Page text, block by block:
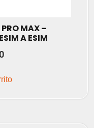
PRO MAX –
A ESIM